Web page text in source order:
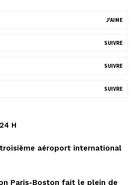
J'AIME
SUIVRE
SUIVRE
SUIVRE
H
aéroport international
Paris-Boston fait le plein de